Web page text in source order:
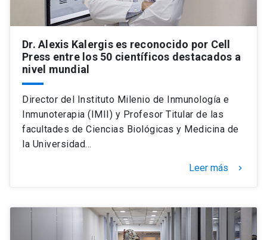
Dr. Alexis Kalergis es reconocido por Cell
Press entre los 50 científicos destacados a
nivel mundial
Director del Instituto Milenio de Inmunología e
Inmunoterapia (IMII) y Profesor Titular de las
facultades de Ciencias Biológicas y Medicina de
la Universidad…
Leer más keyboard_arrow_right